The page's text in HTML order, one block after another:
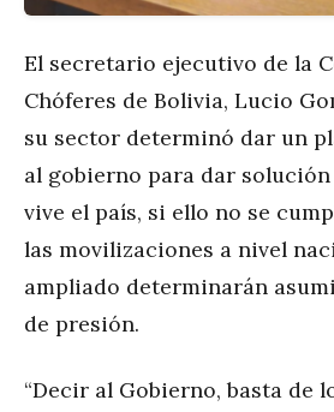
El secretario ejecutivo de la
Chóferes de Bolivia, Lucio
su sector determinó dar un
al gobierno para dar
vive el país, si ello no se
las movilizaciones a nivel
ampliado determinarán
de presión.
“Decir al Gobierno, basta de